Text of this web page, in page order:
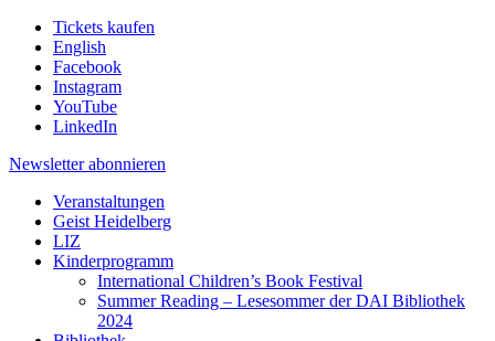
Tickets kaufen
English
Facebook
Instagram
YouTube
LinkedIn
Newsletter abonnieren
Veranstaltungen
Geist Heidelberg
LIZ
Kinderprogramm
International Children’s Book Festival
Summer Reading – Lesesommer der DAI Bibliothek
2024